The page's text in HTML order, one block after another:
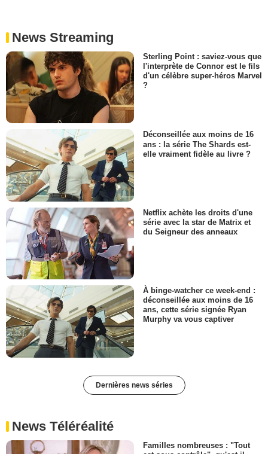
News Streaming
Sterling Point : saviez-vous que
l'interprète de Connor est le fils
d'un célèbre super-héros Marvel
?
Déconseillée aux moins de 16
ans : la série The Shards est-
elle vraiment fidèle au livre ?
Netflix achète les droits d'une
série avec la star de Matrix et
du Seigneur des anneaux
À binge-watcher ce week-end :
déconseillée aux moins de 16
ans, cette série signée Ryan
Murphy va vous captiver
Dernières news séries
News Téléréalité
Familles nombreuses : "Tout